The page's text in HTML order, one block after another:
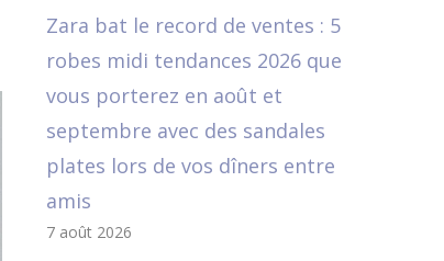
Zara bat le record de ventes : 5
robes midi tendances 2026 que
vous porterez en août et
septembre avec des sandales
plates lors de vos dîners entre
amis
7 août 2026